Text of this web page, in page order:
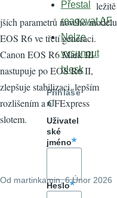
ležitě
jších parametrů nového modelu
EOS R6 ve třetí generaci.
Canon EOS R6 Mark III
nastupuje po EOS R6 II,
zlepšuje stabilizaci, lepším
rozlišením a CFExpress
slotem.
Od martinkamin, 6 Únor 2026
Přestal
reagovat AF
Nelze
vysunout
blesk
Přihláše
ní
Uživatel
ské
jméno
Heslo